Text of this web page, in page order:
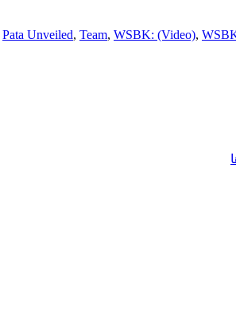
Pata Unveiled, Team, WSBK: (Video),